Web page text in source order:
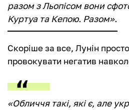
разом з Льопісом вони
Куртуа та Кепою. Разом».
Скоріше за все, Лунін
провокувати негатив
«Обличчя такі, які є, але